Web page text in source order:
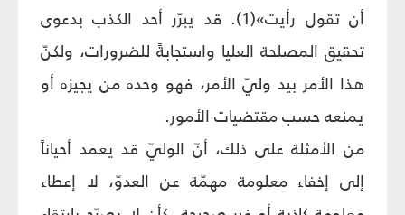
أن تقول رأيت»(1). قد يبرّر أحد الكذب بدعوى
تحقيق المصلحة العليا واستجابةً للضرورات، ولكنّ
هذا الأمر بيد وليّ الأمر، فهو وحده من يجيزه أو
يمنعه حسب مقتضيات الأمور.
من الأمثلة على ذلك، أنّ الوليّ قد يعمد أحياناً
إلى إخفاء معلومة مهمّة عن العدوّ، لا إعطاء